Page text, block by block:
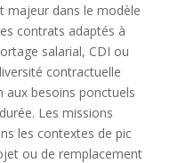
majeur dans le modèle
contrats adaptés à
salarial, CDI ou
contractuelle
aux besoins ponctuels
Les missions
les contextes de pic
ou de remplacement